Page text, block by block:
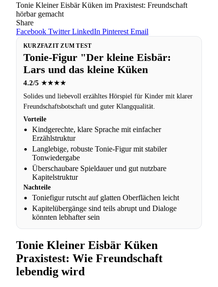
Tonie Kleiner Eisbär Küken im Praxistest: Freundschaft
hörbar gemacht
Share
Facebook Twitter LinkedIn Pinterest Email
KURZFAZIT ZUM TEST
Tonie-Figur "Der kleine Eisbär:
Lars und das kleine Küken
4.2/5 ★★★★
Solides und liebevoll erzähltes Hörspiel für Kinder mit klarer
Freundschaftsbotschaft und guter Klangqualität.
Vorteile
Kindgerechte, klare Sprache mit einfacher
Erzählstruktur
Langlebige, robuste Tonie-Figur mit stabiler
Tonwiedergabe
Überschaubare Spieldauer und gut nutzbare
Kapitelstruktur
Nachteile
Toniefigur rutscht auf glatten Oberflächen leicht
Kapitelübergänge sind teils abrupt und Dialoge
könnten lebhafter sein
Tonie Kleiner Eisbär Küken
Praxistest: Wie Freundschaft
lebendig wird